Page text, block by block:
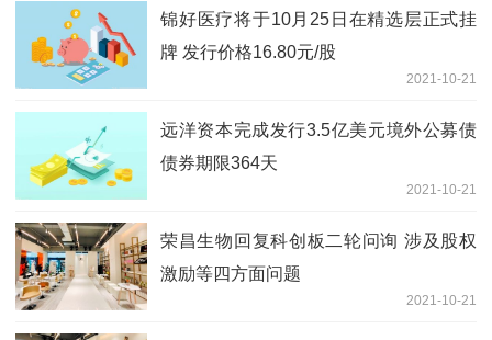
锦好医疗将于10月25日在精选层正式挂
牌 发行价格16.80元/股
2021-10-21
远洋资本完成发行3.5亿美元境外公募债
债券期限364天
2021-10-21
荣昌生物回复科创板二轮问询 涉及股权
激励等四方面问题
2021-10-21